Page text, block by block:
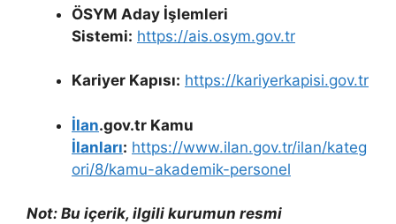
ÖSYM Aday İşlemleri
Sistemi: https://ais.osym.gov.tr
Kariyer Kapısı: https://kariyerkapisi.gov.tr
İlan.gov.tr Kamu
İlanları: https://www.ilan.gov.tr/ilan/kateg
ori/8/kamu-akademik-personel
Not: Bu içerik, ilgili kurumun resmi